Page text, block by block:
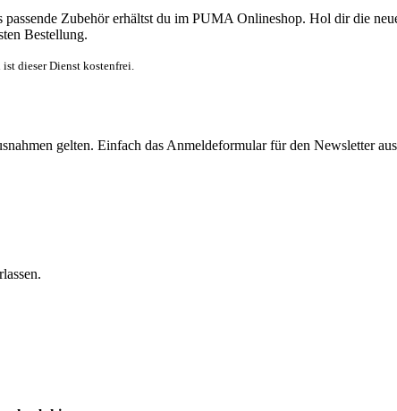
Zubehör erhältst du im PUMA Onlineshop. Hol dir die
Bestellung.
ist dieser Dienst kostenfrei.
gelten. Einfach das Anmeldeformular für den Newsletter